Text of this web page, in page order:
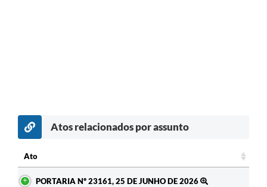
Atos relacionados por assunto
Ato
PORTARIA Nº 23161, 25 DE JUNHO DE 2026